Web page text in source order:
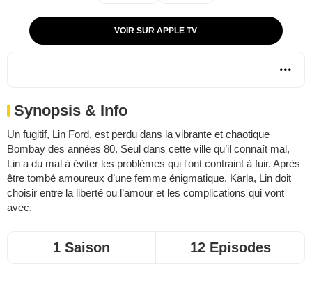
VOIR SUR APPLE TV
Synopsis & Info
Un fugitif, Lin Ford, est perdu dans la vibrante et chaotique
Bombay des années 80. Seul dans cette ville qu’il connaît mal,
Lin a du mal à éviter les problèmes qui l'ont contraint à fuir. Après
être tombé amoureux d’une femme énigmatique, Karla, Lin doit
choisir entre la liberté ou l’amour et les complications qui vont
avec.
1 Saison 12 Episodes